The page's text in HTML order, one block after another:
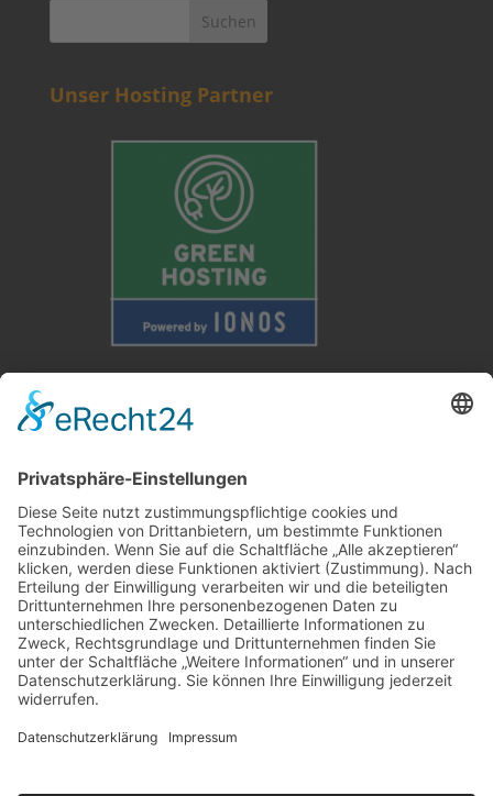
Unser Hosting Partner
Weitere Informationen
Kontakt
Newsletter
FAQ
Schlagworte
Datenschutz
Impressum